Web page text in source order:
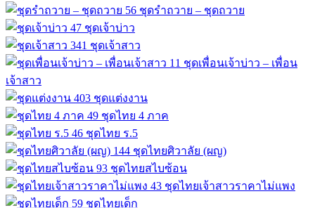
56 ชุดรำถวาย – ชุดถวาย
47 ชุดเจ้าบ่าว
341 ชุดเจ้าสาว
11 ชุดเพื่อนเจ้าบ่าว – เพื่อน
เจ้าสาว
403 ชุดแต่งงาน
49 ชุดไทย 4 ภาค
46 ชุดไทย ร.5
144 ชุดไทยศิวาลัย (ผญ)
93 ชุดไทยสไบซ้อน
43 ชุดไทยเจ้าสาวราคาไม่แพง
59 ชุดไทยเด็ก